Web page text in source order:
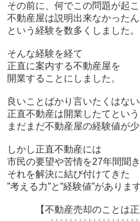
その前に、何でこの問題が起
不動産屋は説明出来なかったん
という経験を数多くしました。
そんな経験を経て
正直に案内する不動産屋を
開業することにしました。
良いことばかり言いたくはな
正直不動産は開業したてとい
まだまだ不動産屋の経験値が少
しかし正直不動産には
市民の要望や苦情を27年間聞
それを解決に結び付けてきた
”考える力”と”経験値”があります
【不動産売却のことは正